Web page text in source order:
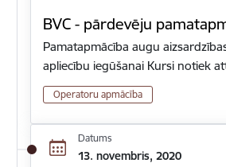
BVC - pārdevēju
Pamatapmācība augu
apliecību iegūšanai Kursi notiek
Operatoru apmācība
Datums
13. novembris, 2020